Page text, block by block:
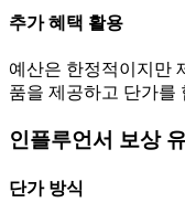
추가 혜택 활용
예산은 한정적이지만
품을 제공하고 단가를
인플루언서 보상
단가방식